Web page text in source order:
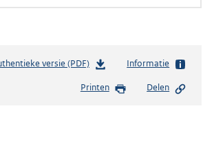
versie (PDF)b
s
Informatie
Printen Delen